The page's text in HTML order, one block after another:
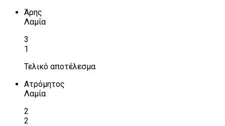
Άρης
Λαμία
3
1
Τελικό αποτέλεσμα
Ατρόμητος
Λαμία
2
2